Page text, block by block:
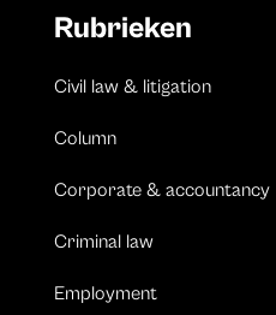
Rubrieken
Civil law & litigation
Column
Corporate & accountancy
Criminal law
Employment